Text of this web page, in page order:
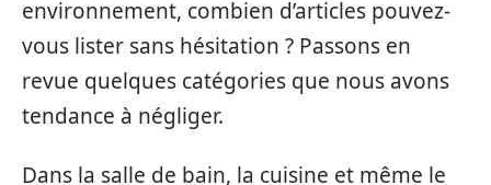
environnement, combien d’articles pouvez-
vous lister sans hésitation ? Passons en
revue quelques catégories que nous avons
tendance à négliger.
Dans la salle de bain, la cuisine et même le